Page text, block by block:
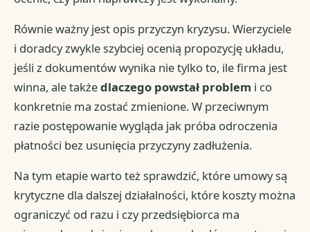
Równie ważny jest opis przyczyn kryzysu. Wierzyciele
i doradcy zwykle szybciej ocenią propozycję układu,
jeśli z dokumentów wynika nie tylko to, ile firma jest
winna, ale takżedlaczego powstał problem i co
konkretnie ma zostać zmienione. W przeciwnym
razie postępowanie wygląda jak próba odroczenia
płatności bez usunięcia przyczyny zadłużenia.
Na tym etapie warto też sprawdzić, które umowy są
krytyczne dla dalszej działalności, które koszty można
ograniczyć od razu i czy przedsiębiorca ma